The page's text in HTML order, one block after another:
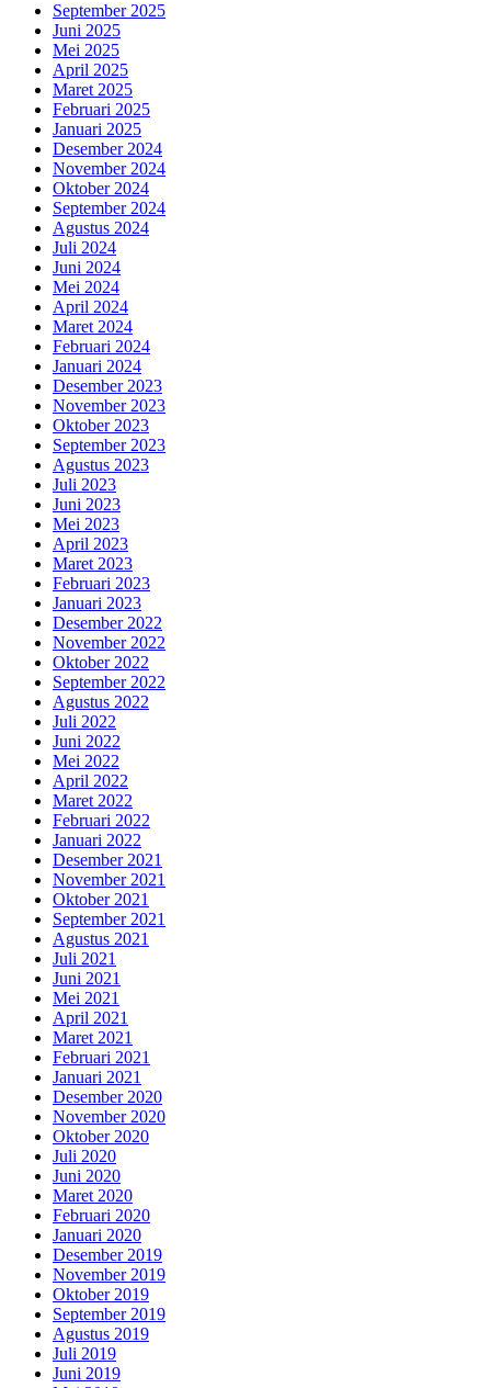
September 2025
Juni 2025
Mei 2025
April 2025
Maret 2025
Februari 2025
Januari 2025
Desember 2024
November 2024
Oktober 2024
September 2024
Agustus 2024
Juli 2024
Juni 2024
Mei 2024
April 2024
Maret 2024
Februari 2024
Januari 2024
Desember 2023
November 2023
Oktober 2023
September 2023
Agustus 2023
Juli 2023
Juni 2023
Mei 2023
April 2023
Maret 2023
Februari 2023
Januari 2023
Desember 2022
November 2022
Oktober 2022
September 2022
Agustus 2022
Juli 2022
Juni 2022
Mei 2022
April 2022
Maret 2022
Februari 2022
Januari 2022
Desember 2021
November 2021
Oktober 2021
September 2021
Agustus 2021
Juli 2021
Juni 2021
Mei 2021
April 2021
Maret 2021
Februari 2021
Januari 2021
Desember 2020
November 2020
Oktober 2020
Juli 2020
Juni 2020
Maret 2020
Februari 2020
Januari 2020
Desember 2019
November 2019
Oktober 2019
September 2019
Agustus 2019
Juli 2019
Juni 2019